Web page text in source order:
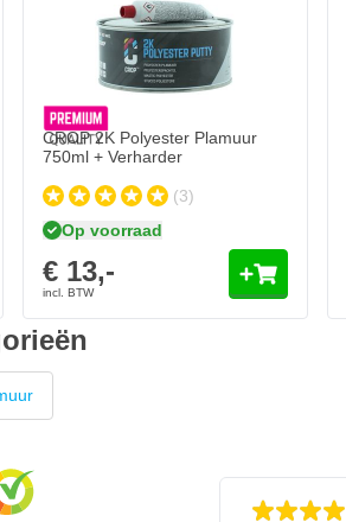
CROP 2K Polyester Plamuur
750ml + Verharder
(3)
Op voorraad
€ 13,-